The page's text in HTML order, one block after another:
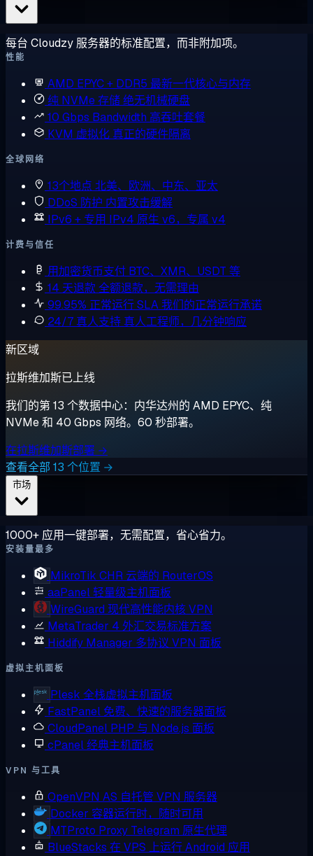
每台 Cloudzy 服务器的标准配置，而非附加项。
性能
AMD EPYC + DDR5 最新一代核心与内存
纯 NVMe 存储绝无机械硬盘
10 Gbps Bandwidth 高吞吐套餐
KVM 虚拟化 真正的硬件隔离
全球网络
13个地点 北美、欧洲、中东、亚太
DDoS 防护 内置攻击缓解
IPv6 + 专用 IPv4 原生 v6，专属 v4
计费与信任
用加密货币支付 BTC、XMR、USDT 等
14 天退款全额退款，无需理由
99.95% 正常运行 SLA我们的正常运行承诺
24/7 真人支持 真人工程师，几分钟响应
新区域
拉斯维加斯已上线
我们的第 13 个数据中心：内华达州的 AMD EPYC、纯
NVMe 和 40 Gbps 网络。60 秒部署。
在拉斯维加斯部署 →
查看全部 13 个位置 →
1000+ 应用一键部署，无需配置，省心省力。
安装量最多
MikroTik CHR 云端的 RouterOS
aaPanel轻量级主机面板
WireGuard 现代高性能内核 VPN
MetaTrader 4 外汇交易标准方案
Hiddify Manager 多协议 VPN 面板
虚拟主机面板
Plesk 全栈虚拟主机面板
FastPanel 免费、快速的服务器面板
CloudPanel PHP 与 Node.js 面板
cPanel经典主机面板
VPN 与工具
OpenVPN AS 自托管 VPN 服务器
Docker 容器运行时，随时可用
MTProto Proxy Telegram 原生代理
BlueStacks 在 VPS 上运行 Android 应用